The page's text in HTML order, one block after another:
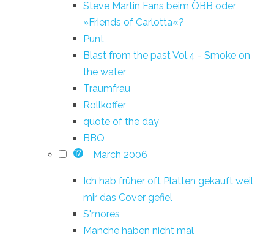
Steve Martin Fans beim ÖBB oder
»Friends of Carlotta«?
Punt
Blast from the past Vol.4 - Smoke on
the water
Traumfrau
Rollkoffer
quote of the day
BBQ
17 March 2006
Ich hab früher oft Platten gekauft weil
mir das Cover gefiel
S'mores
Manche haben nicht mal